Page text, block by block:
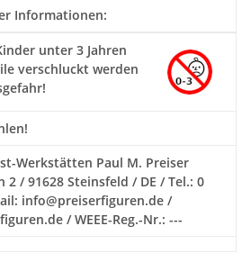
Informationen:
unter 3 Jahren
verschluckt werden
Werkstätten Paul M. Preiser
2 / 91628 Steinsfeld / DE / Tel.: 0
info@preiserfiguren.de /
/ WEEE-Reg.-Nr.: ---